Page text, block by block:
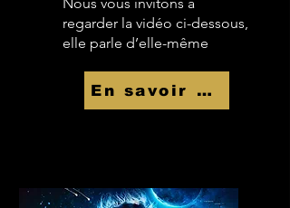
regarder la vidéo ci-dessous,
elle parle d’elle-même
En savoir Plus